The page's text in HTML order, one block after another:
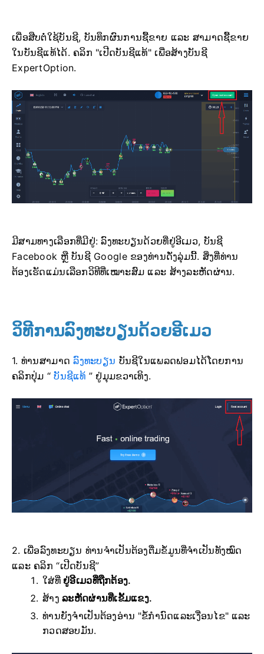
ເພື່ອສືບຕໍ່ໃຊ້ບັນຊີ, ບັນທຶກຜົນການຊື້ຂາຍ ແລະ ສາມາດຊື້ຂາຍ
ໃນບັນຊີແທ້ໄດ້. ຄລິກ "ເປີດບັນຊີແທ້" ເພື່ອສ້າງບັນຊີ
ExpertOption.
ມີສາມທາງເລືອກທີ່ມີຢູ່: ລົງທະບຽນດ້ວຍທີ່ຢູ່ອີເມວ, ບັນຊີ
Facebook ຫຼື ບັນຊີ Google ຂອງທ່ານດັ່ງລຸ່ມນີ້. ສິ່ງທີ່ທ່ານ
ຕ້ອງເຮັດແມ່ນເລືອກວິທີທີ່ເໝາະສົມ ແລະ ສ້າງລະຫັດຜ່ານ.
ວິທີການລົງທະບຽນດ້ວຍອີເມວ
1. ທ່ານສາມາດລົງທະບຽນ ບັນຊີໃນແພລດຟອມໄດ້ໂດຍການ
ຄລິກປຸ່ມ “ບັນຊີແທ້ ” ຢູ່ມຸມຂວາເທິງ.
2. ເພື່ອລົງທະບຽນ ທ່ານຈຳເປັນຕ້ອງຕື່ມຂໍ້ມູນທີ່ຈຳເປັນທັງໝົດ
ແລະ ຄລິກ “ເປີດບັນຊີ”
ໃສ່ທີ່ ຢູ່ອີເມວທີ່ຖືກຕ້ອງ.
ສ້າງລະຫັດຜ່ານທີ່ເຂັ້ມແຂງ.
ທ່ານຍັງຈໍາເປັນຕ້ອງອ່ານ "ຂໍ້ກໍານົດແລະເງື່ອນໄຂ" ແລະ
ກວດສອບມັນ.